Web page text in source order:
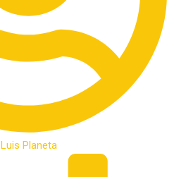
Luis Planeta